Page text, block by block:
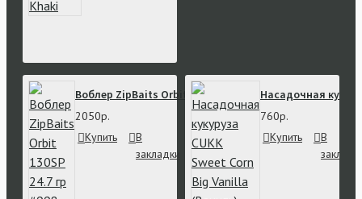
Воблер ZipBaits Orbit 130SP 24.7 гр #998
2050р.
Купить
В
закладки
В
сравнение
Насадочная
760р.
Купить
В